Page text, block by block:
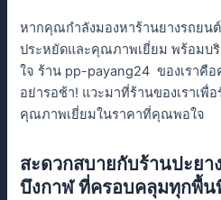
หากคุณกำลังมองหาร้านยางรถยน
ประหยัดและคุณภาพเยี่ยม พร้อมบ
ใจ ร้าน pp-payang24 ของเราคื
อย่ารอช้า! แวะมาที่ร้านของเราเพื่
คุณภาพเยี่ยมในราคาที่คุณพอใจ
สะดวกสบายกับร้านปะย
บึงกาฬ ที่ครอบคลุมทุกพื้น